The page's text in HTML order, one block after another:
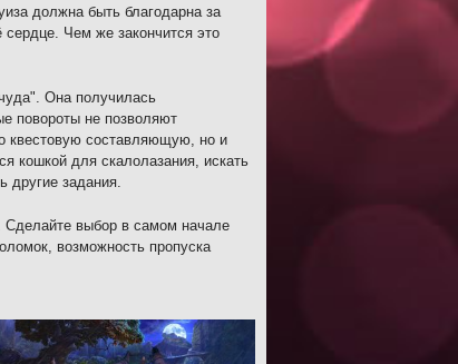
должна быть благодарна за
Чем же закончится это
Она получилась
повороты не позволяют
квестовую составляющую, но и
кошкой для скалолазания, искать
другие задания.
Сделайте выбор в самом начале
возможность пропуска